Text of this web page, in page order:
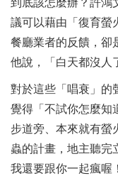
議可以藉由「復育螢
餐廳業者的反饋，卻
他說，「白天都沒人
對於這些「唱衰」的
覺得「不試你怎麼知
步道旁、本來就有螢
蟲的計畫，地主聽完
我還要跟你一起瘋喔